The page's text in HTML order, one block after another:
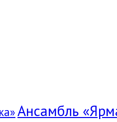
Ансамбль